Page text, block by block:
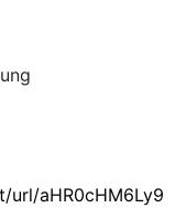
url/aHR0cHM6Ly9